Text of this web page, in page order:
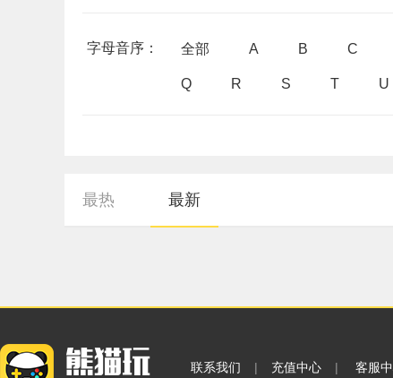
字母音序： 全部 A B C
Q R S T U
最热 最新
联系我们 | 充值中心 | 客服